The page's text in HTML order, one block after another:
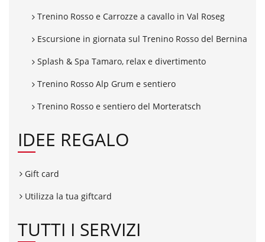
Trenino Rosso e Carrozze a cavallo in Val Roseg
Escursione in giornata sul Trenino Rosso del Bernina
Splash & Spa Tamaro, relax e divertimento
Trenino Rosso Alp Grum e sentiero
Trenino Rosso e sentiero del Morteratsch
IDEE REGALO
Gift card
Utilizza la tua giftcard
TUTTI I SERVIZI